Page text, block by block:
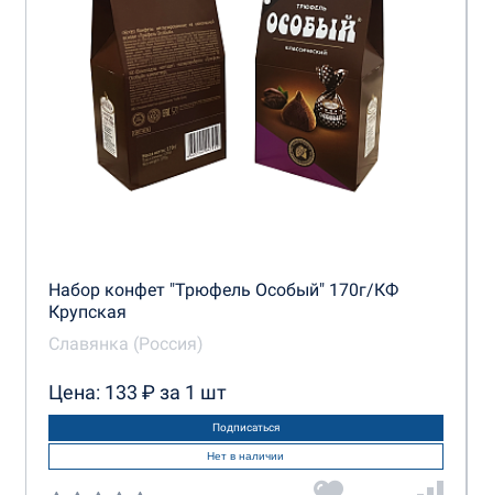
Набор конфет "Трюфель Особый" 170г/КФ
Крупская
Славянка (Россия)
Цена: 133 ₽ за 1 шт
Подписаться
Нет в наличии